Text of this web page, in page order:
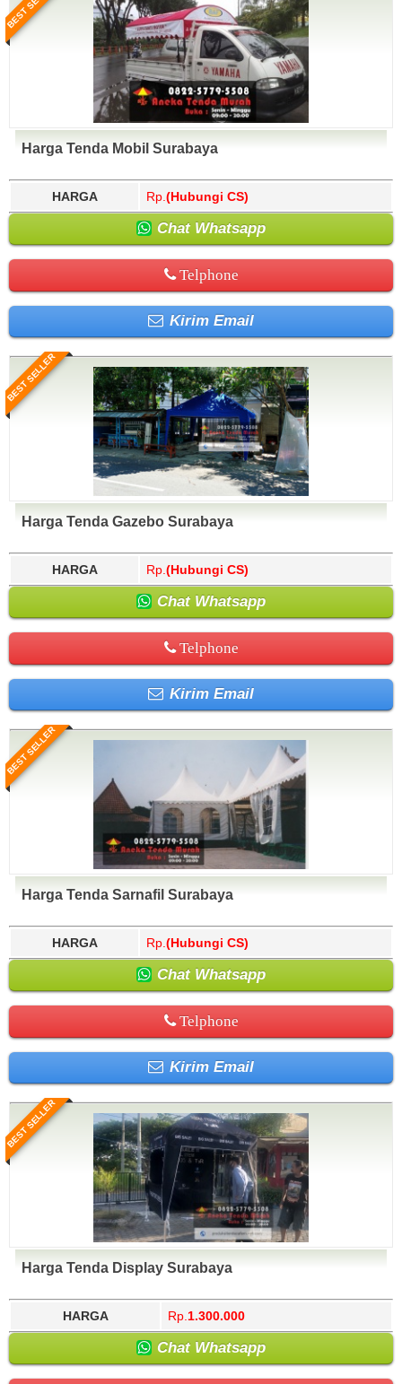
Harga Tenda Mobil Surabaya
HARGA Rp. (Hubungi CS)
Chat Whatsapp
Telphone
Kirim Email
BEST SELLER
Harga Tenda Gazebo Surabaya
HARGA Rp. (Hubungi CS)
Chat Whatsapp
Telphone
Kirim Email
BEST SELLER
Harga Tenda Sarnafil Surabaya
HARGA Rp. (Hubungi CS)
Chat Whatsapp
Telphone
Kirim Email
BEST SELLER
Harga Tenda Display Surabaya
HARGA Rp. 1.300.000
Chat Whatsapp